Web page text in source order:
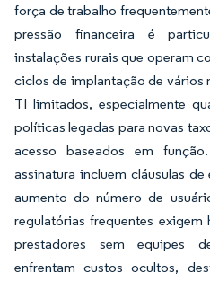
força de trabalho
pressão financeira é
instalações rurais que operam
ciclos de implantação de vários
TI limitados, especialmente
políticas legadas para novas
acesso baseados em
assinatura incluem cláusulas
aumento do número de
regulatórias frequentes
prestadores sem equipes
enfrentam custos ocultos,